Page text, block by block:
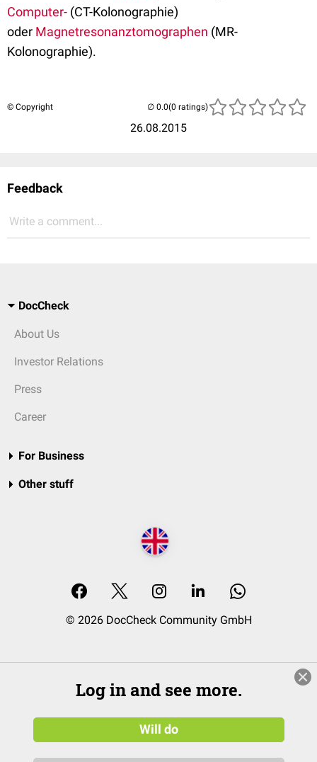
Computer- (CT-Kolonographie)
oder Magnetresonanztomographen (MR-
Kolonographie).
© Copyright
26.08.2015
(0 ratings)
Feedback
Write a comment...
DocCheck
About Us
Investor Relations
Press
Career
For Business
Other stuff
© 2026 DocCheck Community GmbH
Log in and see more.
Will do